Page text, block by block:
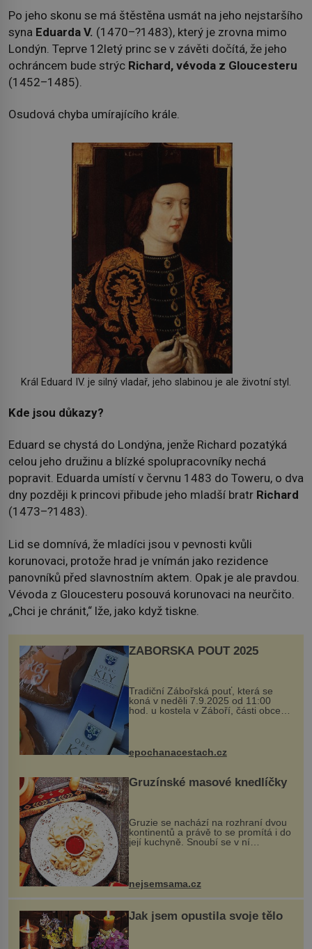
Po jeho skonu se má štěstěna usmát na jeho nejstaršího
syna Eduarda V. (1470–?1483), který je zrovna mimo
Londýn. Teprve 12letý princ se v závěti dočítá, že jeho
ochráncem bude strýc Richard, vévoda z Gloucesteru
(1452–1485).
Osudová chyba umírajícího krále.
Král Eduard IV. je silný vladař, jeho slabinou je ale životní styl.
Kde jsou důkazy?
Eduard se chystá do Londýna, jenže Richard pozatýká
celou jeho družinu a blízké spolupracovníky nechá
popravit. Eduarda umístí v červnu 1483 do Toweru, o dva
dny později k princovi přibude jeho mladší bratr Richard
(1473–?1483).
Lid se domnívá, že mladíci jsou v pevnosti kvůli
korunovaci, protože hrad je vnímán jako rezidence
panovníků před slavnostním aktem. Opak je ale pravdou.
Vévoda z Gloucesteru posouvá korunovaci na neurčito.
„Chci je chránit,“ lže, jako když tiskne.
ZÁBOŘSKÁ POUŤ 2025
Tradiční Zábořská pouť, která se
koná v neděli 7.9.2025 od 11:00
hod. u kostela v Záboří, části obce
Kly u Mělníka. V programu naleznete
komentovanou prohlídku kostela,
epochanacestach.cz
Gruzínské masové knedlíčky
Gruzie se nachází na rozhraní dvou
kontinentů a právě to se promítá i do
její kuchyně. Snoubí se v ní
evropské a asijské chutě a díky tomu
pokrmy, které rozhodně st...
nejsemsama.cz
Jak jsem opustila svoje tělo